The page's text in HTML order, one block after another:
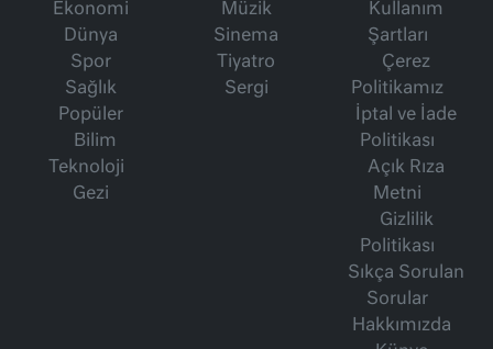
Ekonomi
Dünya
Spor
Sağlık
Popüler
Bilim
Teknoloji
Gezi
Müzik
Sinema
Tiyatro
Sergi
Kullanım
Şartları
Çerez
Politikamız
İptal ve İade
Politikası
Açık Rıza
Metni
Gizlilik
Politikası
Sıkça Sorulan
Sorular
Hakkımızda